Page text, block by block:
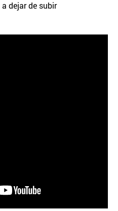
dejar de subir